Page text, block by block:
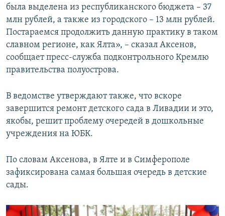
была выделена из республиканского бюджета – 37
млн рублей, а также из городского – 13 млн рублей.
Постараемся продолжить данную практику в таком
славном регионе, как Ялта», – сказал Аксенов,
сообщает пресс-служба подконтрольного Кремлю
правительства полуострова.
В ведомстве утверждают также, что вскоре
завершится ремонт детского сада в Ливадии и это,
якобы, решит проблему очередей в дошкольные
учреждения на ЮБК.
По словам Аксенова, в Ялте и в Симферополе
зафиксирована самая большая очередь в детские
сады.